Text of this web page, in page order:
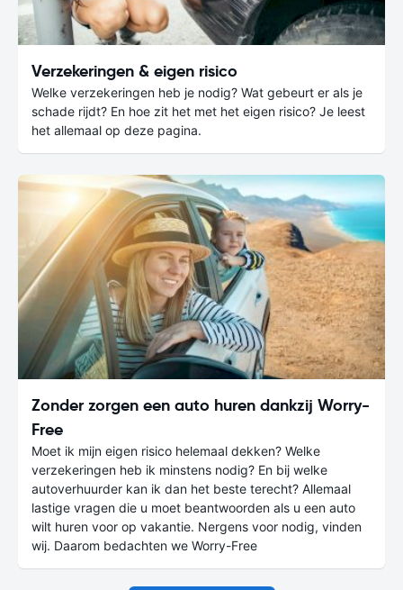
Verzekeringen & eigen risico
Welke verzekeringen heb je nodig? Wat gebeurt er als je
schade rijdt? En hoe zit het met het eigen risico? Je leest
het allemaal op deze pagina.
Zonder zorgen een auto huren dankzij Worry-
Free
Moet ik mijn eigen risico helemaal dekken? Welke
verzekeringen heb ik minstens nodig? En bij welke
autoverhuurder kan ik dan het beste terecht? Allemaal
lastige vragen die u moet beantwoorden als u een auto
wilt huren voor op vakantie. Nergens voor nodig, vinden
wij. Daarom bedachten we Worry-Free